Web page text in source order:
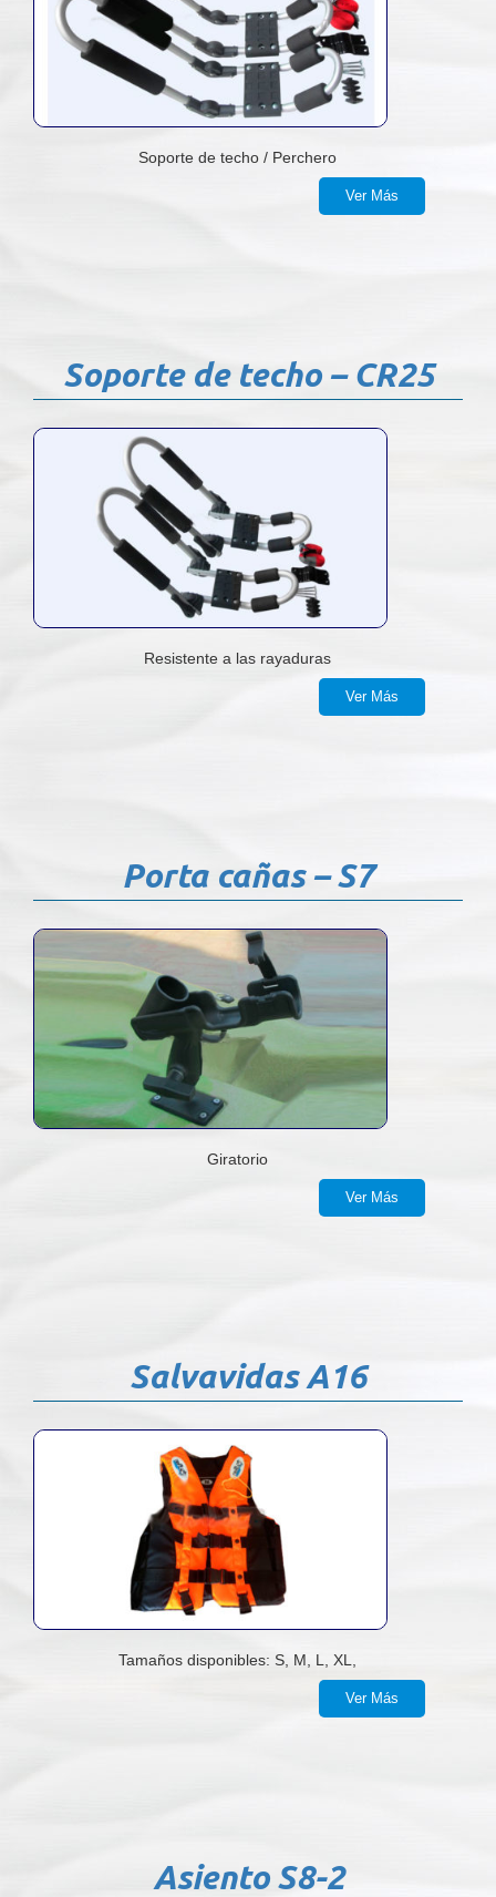
Soporte de techo / Perchero
Ver Más
Soporte de techo – CR25
Resistente a las rayaduras
Ver Más
Porta cañas – S7
Giratorio
Ver Más
Salvavidas A16
Tamaños disponibles: S, M, L, XL,
Ver Más
Asiento S8-2